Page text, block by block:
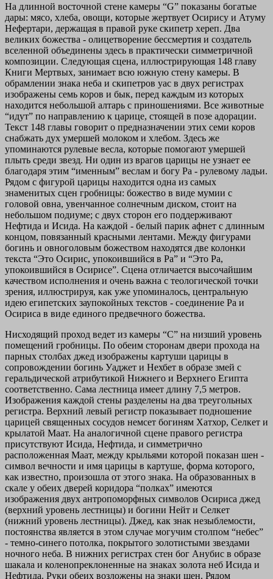
На длинной восточной стене камеры “G” показаны богатые
дары: мясо, хлеба, овощи, которые жертвует Осирису и Атуму
Нефертари, держащая в правой руке скипетр хереп. Два
великих божества - олицетворение бессмертия и создатель
вселенной объединены здесь в практически симметричной
композиции. Следующая сцена, иллюстрирующая 148 главу
Книги Мертвых, занимает всю южную стену камеры. В
обрамлении знака неба и скипетров уас в двух регистрах
изображены семь коров и бык, перед каждым из которых
находится небольшой алтарь с приношениями. Все животные
“идут” по направлению к царице, стоящей в позе адорации.
Текст 148 главы говорит о предназначении этих семи коров
снабжать дух умершей молоком и хлебом. Здесь же
упоминаются рулевые весла, которые помогают умершей
плыть среди звезд. Ни один из врагов царицы не узнает ее
благодаря этим “именным” веслам и богу Ра - рулевому ладьи.
Рядом с фигурой царицы находится одна из самых
знаменитых сцен гробницы: божество в виде мумии с
головой овна, увенчанное солнечным диском, стоит на
небольшом подиуме; с двух сторон его поддерживают
Нефтида и Исида. На каждой - белый парик афнет с длинным
концом, повязанный красными лентами. Между фигурами
богинь и овноголовым божеством находятся две колонки
текста “Это Осирис, упокоившийся в Ра” и “Это Ра,
упокоившийся в Осирисе”. Сцена отличается высочайшим
качеством исполнения и очень важна с теологической точки
зрения, иллюстрируя, как уже упоминалось, центральную
идею египетских заупокойных текстов - соединение Ра и
Осириса в виде единого предвечного божества.
Нисходящий проход ведет из камеры “С” на низший уровень
помещений гробницы. По обеим сторонам двери прохода на
парных столбах джед изображены картуши царицы в
сопровождении богинь Уаджет и Нехбет в образе змей с
геральдической атрибутикой Нижнего и Верхнего Египта
соответственно. Сама лестница имеет длину 7,5 метров.
Изображения каждой стены разделены на два треугольных
регистра. Верхний левый регистр показывает подношение
царицей священных сосудов немсет богиням Хатхор, Селкет и
крылатой Маат. На аналогичной сцене правого регистра
присутствуют Исида, Нефтида, и симметрично
расположенная Маат, между крыльями которой показан шен -
символ вечности и имя царицы в картуше, форма которого,
как известно, произошла от этого знака. На образованных в
скале у обеих дверей коридора “полках” имеются
изображения двух антропоморфных символов Осириса джед
(верхний уровень лестницы) и богини Нейт и Селкет
(нижний уровень лестницы). Джед, как знак незыблемости,
постоянства является в этом случае могучим столпом “небес”
- темно-синего потолка, покрытого золотистыми звездами
ночного неба. В нижних регистрах стен бог Анубис в образе
шакала и коленопреклоненные на знаках золота неб Исида и
Нефтида. Руки обеих возложены на знаки шен. Рядом